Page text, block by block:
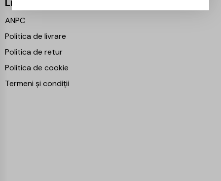
ANPC
Politica de livrare
Politica de retur
Politica de cookie
Termeni și condiții